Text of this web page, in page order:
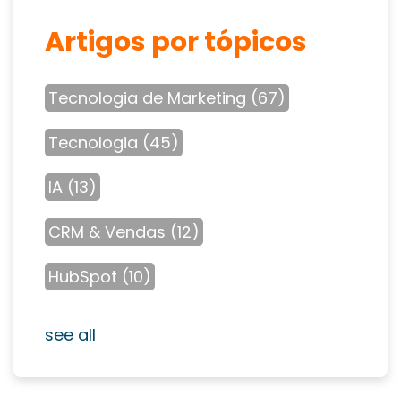
Artigos por tópicos
Tecnologia de Marketing (67)
Tecnologia (45)
IA (13)
CRM & Vendas (12)
HubSpot (10)
see all